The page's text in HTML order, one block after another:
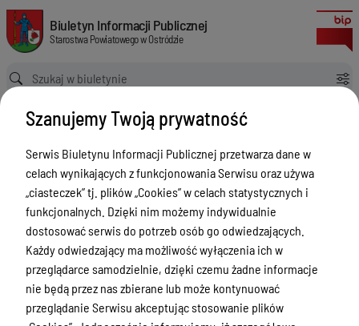
Wykaz telefonów
Biuletyn Informacji Publicznej Starostwa Powiatowego w Ostródzie
Biuletyn Informacji Publicznej
Starostwa Powiatowego w Ostródzie
Ścieżka powrotu
Strona główna Informacja Wykaz telefonów
Informacja
Menu Przedmiotowe
Starostwo Powiatowe
Poradnik Interesanta
Informacje o naborze
Zamówienia Publiczne
Tablica ogłoszeń
Szanujemy Twoją prywatność
Serwis Biuletynu Informacji Publicznej przetwarza dane w
celach wynikających z funkcjonowania Serwisu oraz używa
„ciasteczek” tj. plików „Cookies” w celach statystycznych i
funkcjonalnych. Dzięki nim możemy indywidualnie
dostosować serwis do potrzeb osób go odwiedzających.
Każdy odwiedzający ma możliwość wyłączenia ich w
przeglądarce samodzielnie, dzięki czemu żadne informacje
nie będą przez nas zbierane lub może kontynuować
przeglądanie Serwisu akceptując stosowanie plików